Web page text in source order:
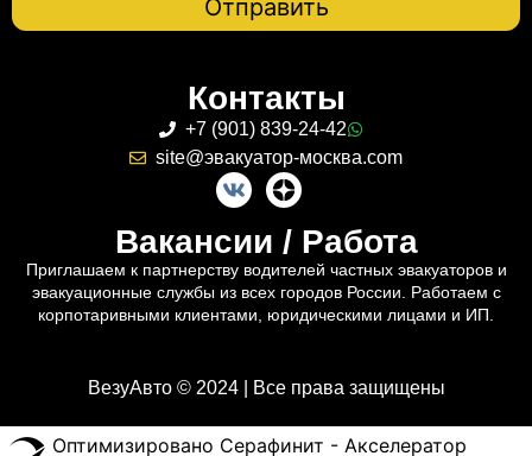
Контакты
+7 (901) 839-24-42
site@эвакуатор-москва.com
Вакансии / Работа
Приглашаем к партнерству водителей частных эвакуаторов и
эвакуационные службы из всех городов России. Работаем с
корпотаривными клиентами, юридическими лицами и ИП.
ВезуАвто © 2024 | Все права защищены
Оптимизировано Серафинит - Акселератор